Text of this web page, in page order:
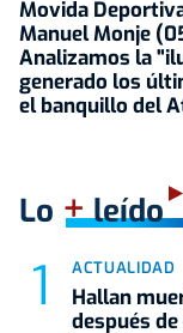
Movida
Manuel Monje
Analizamos la
generado los
el banquillo del
Lo +leído
ACTUALIDAD
Hallan
después